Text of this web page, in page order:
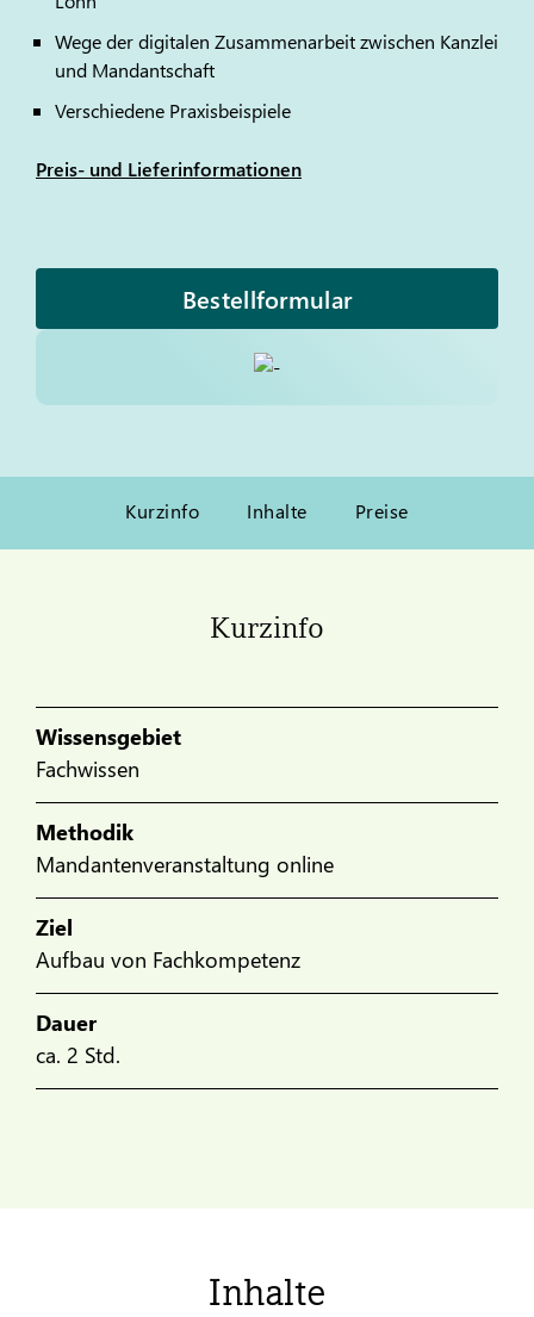
Wege der digitalen Zusammenarbeit zwischen Kanzlei
und Mandantschaft
Verschiedene Praxisbeispiele
Preis- und Lieferinformationen
Bestellformular
Kurzinfo Inhalte Preise
Kurzinfo
Wissensgebiet
Fachwissen
Methodik
Mandantenveranstaltung online
Ziel
Aufbau von Fachkompetenz
Dauer
ca. 2 Std.
Inhalte